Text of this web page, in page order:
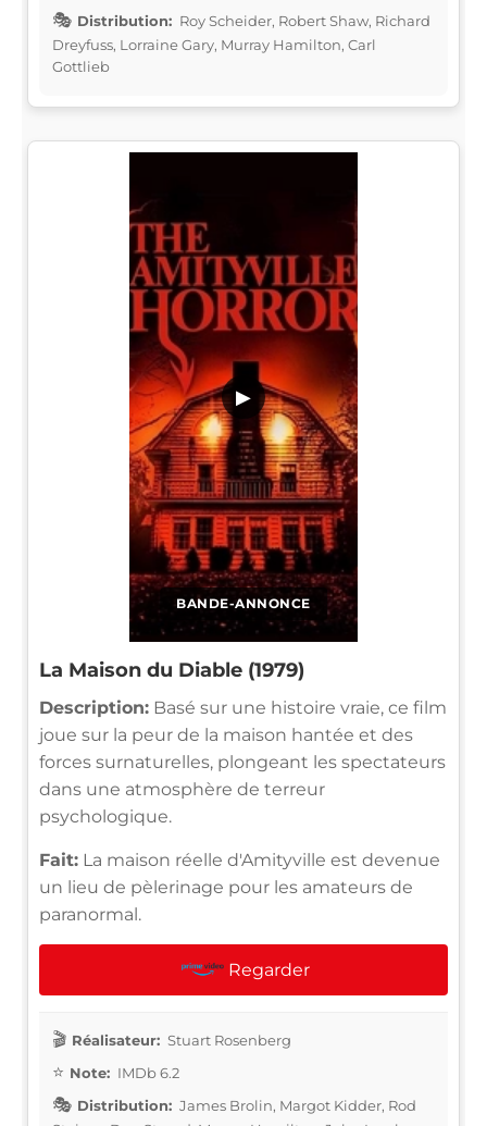
Distribution: Roy Scheider, Robert Shaw, Richard
Dreyfuss, Lorraine Gary, Murray Hamilton, Carl
Gottlieb
BANDE-ANNONCE
▶
La Maison du Diable (1979)
Description: Basé sur une histoire vraie, ce film
joue sur la peur de la maison hantée et des
forces surnaturelles, plongeant les spectateurs
dans une atmosphère de terreur
psychologique.
Fait: La maison réelle d'Amityville est devenue
un lieu de pèlerinage pour les amateurs de
paranormal.
Regarder
Réalisateur: Stuart Rosenberg
Note: IMDb 6.2
Distribution: James Brolin, Margot Kidder, Rod